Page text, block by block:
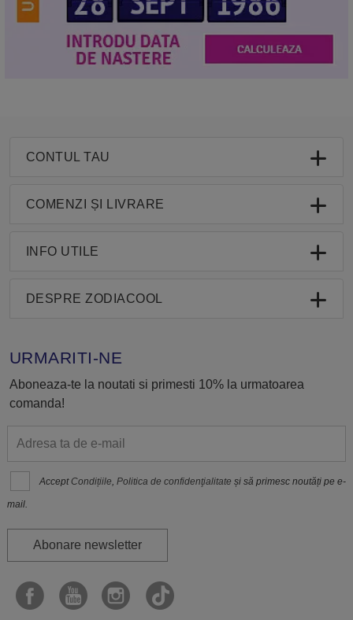
CONTUL TAU
COMENZI ȘI LIVRARE
INFO UTILE
DESPRE ZODIACOOL
URMARITI-NE
Aboneaza-te la noutati si primesti 10% la urmatoarea
comanda!
Accept Condițiile ,Politica de confidenţialitate și să primesc noutăți pe e-
mail.
Abonare newsletter